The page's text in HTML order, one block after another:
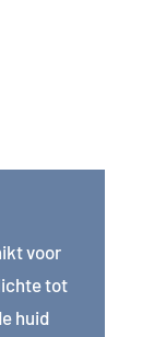
voor
tot
huid